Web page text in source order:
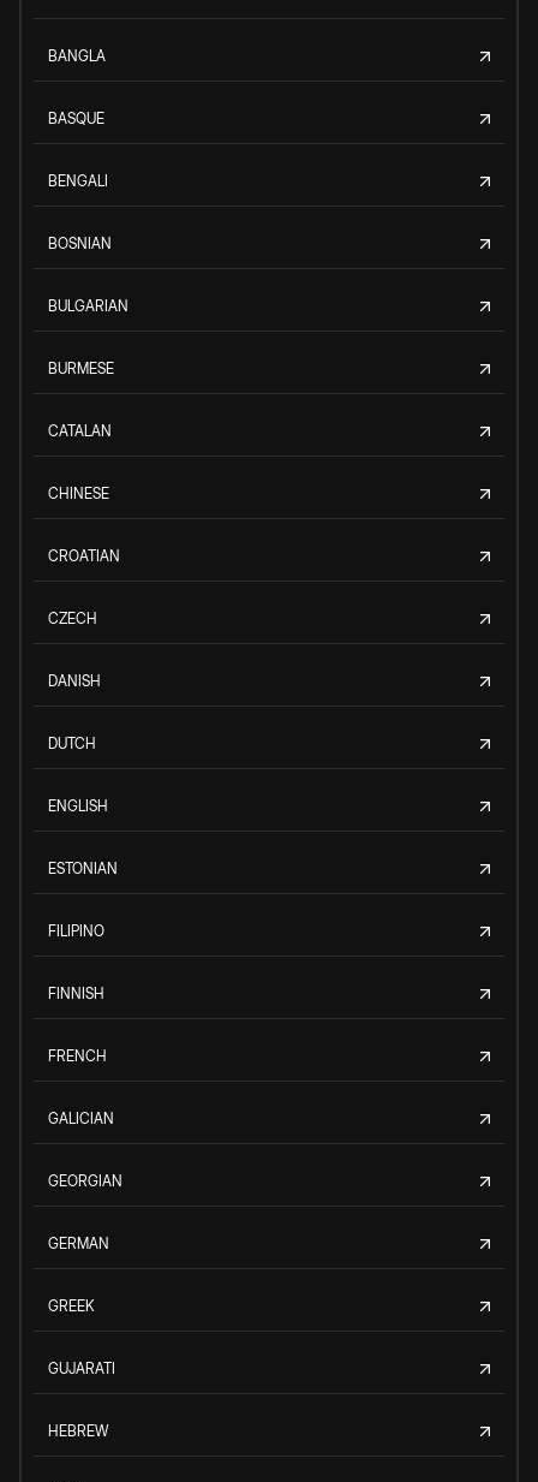
BANGLA
BASQUE
BENGALI
BOSNIAN
BULGARIAN
BURMESE
CATALAN
CHINESE
CROATIAN
CZECH
DANISH
DUTCH
ENGLISH
ESTONIAN
FILIPINO
FINNISH
FRENCH
GALICIAN
GEORGIAN
GERMAN
GREEK
GUJARATI
HEBREW